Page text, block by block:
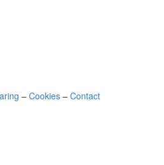
– Cookies – Contact